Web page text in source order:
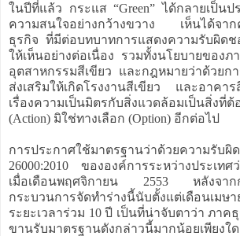
ในปีที่แล้ว กระแส “Green” ได้กลายเป็นป
ความสนใจอย่างกว้างขวาง เห็นได้จาก
ธุรกิจ ที่มีต่อบทบาทการแสดงความรับผิด
ให้เห็นอย่างต่อเนื่อง รวมทั้งนโยบายของภ
อุตสาหกรรมสีเขียว และกฎหมายว่าด้วยก
ส่งเสริมให้เกิดโรงงานสีเขียว และอาคา
เรื่องความเป็นมิตรกับสิ่งแวดล้อมเป็นสิ่งที่ต้
(Action) มิใช่ทางเลือก (Option) อีกต่อไป
การประกาศใช้มาตรฐานว่าด้วยความรับ
26000:2010 ขององค์การระหว่างประเทศ
เมื่อเดือนพฤศจิกายน 2553 หลังจากก
กระบวนการจัดทำร่างนี้นับตั้งแต่เดือนเม
ระยะเวลาร่วม 10 ปี เป็นที่น่าจับตาว่า ภาค
ขานรับมาตรฐานดังกล่าวนี้มากน้อยเ